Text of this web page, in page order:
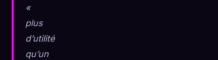
«
plus
d’utilité
qu’un